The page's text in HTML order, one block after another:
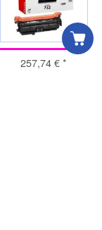
257,74 €*